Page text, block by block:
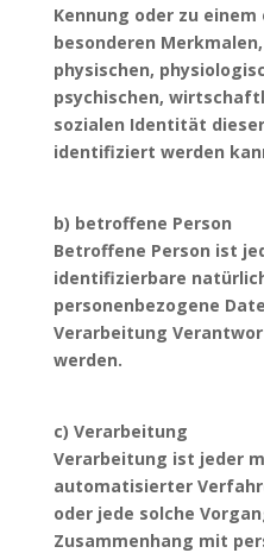
Kennung oder zu
besonderen
physischen,
psychischen,
sozialen Identität
identifiziert werden
b) betroffene Person
Betroffene Person ist
identifizierbare
personenbezogene
Verarbeitung
werden.
c) Verarbeitung
Verarbeitung ist jeder
automatisierter
oder jede solche
Zusammenhang mit